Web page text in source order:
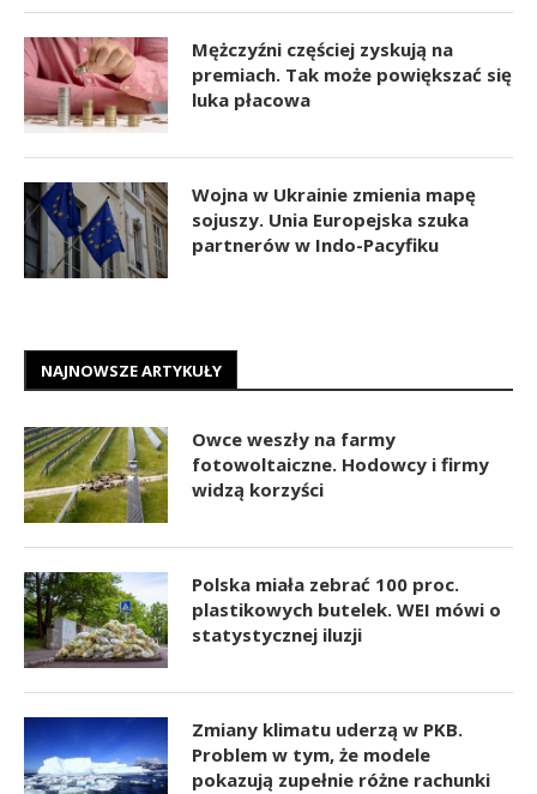
Mężczyźni częściej zyskują na
premiach. Tak może powiększać się
luka płacowa
Wojna w Ukrainie zmienia mapę
sojuszy. Unia Europejska szuka
partnerów w Indo-Pacyfiku
NAJNOWSZE ARTYKUŁY
Owce weszły na farmy
fotowoltaiczne. Hodowcy i firmy
widzą korzyści
Polska miała zebrać 100 proc.
plastikowych butelek. WEI mówi o
statystycznej iluzji
Zmiany klimatu uderzą w PKB.
Problem w tym, że modele
pokazują zupełnie różne rachunki